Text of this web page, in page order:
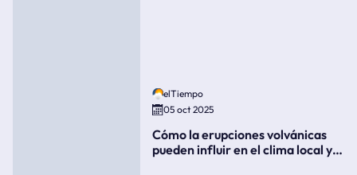
elTiempo
05 oct 2025
Cómo la erupciones volvánicas
pueden influir en el clima local y